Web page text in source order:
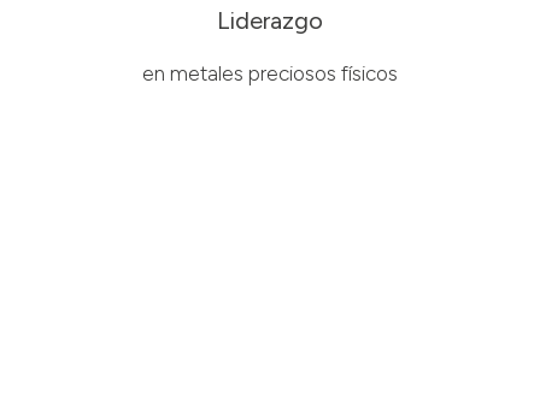
Liderazgo
en metales preciosos físicos